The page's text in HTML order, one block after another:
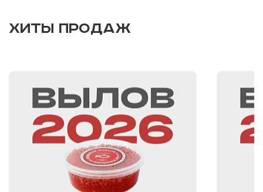
ХИТЫ ПРОДАЖ